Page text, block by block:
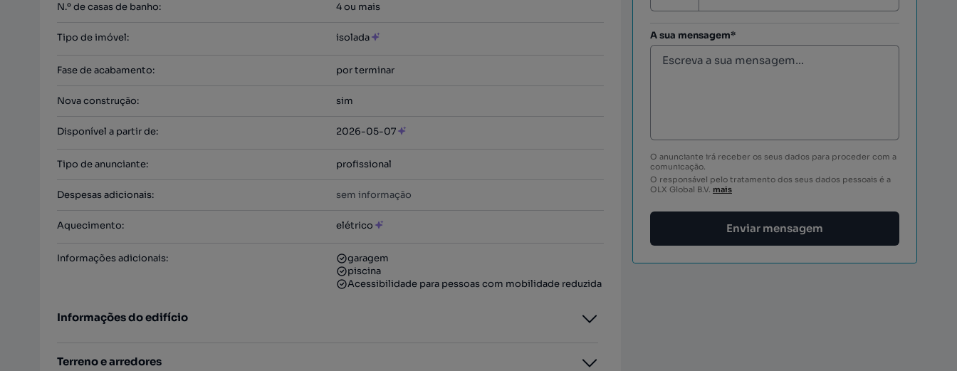
N.º de casas de banho: 4 ou mais
Tipo de imóvel: isolada
Fase de acabamento: por terminar
Nova construção: sim
Disponível a partir de: 2026-05-07
Tipo de anunciante: profissional
Despesas adicionais: sem informação
Aquecimento: elétrico
Informações adicionais:
garagem
piscina
Acessibilidade para pessoas com mobilidade reduzida
Informações do edifício
Terreno e arredores
A sua mensagem*
O anunciante irá receber os seus dados para proceder com a
comunicação.
O responsável pelo tratamento dos seus dados pessoais é a
OLX Global B.V. mais
Enviar mensagem